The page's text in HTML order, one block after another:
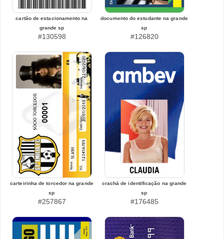
cartão de estacionamento na
grande sp
#130598
documento do estudante na grande
sp
#126820
carteirinha de torcedor na grande
sp
#257867
crachá de identificação na grande
sp
#176485